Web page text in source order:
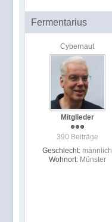
Fermentarius
Cybernaut
Mitglieder
390 Beiträge
Geschlecht: männlich
Wohnort: Münster